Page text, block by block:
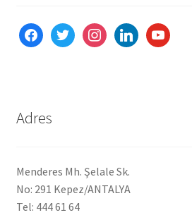
facebooktwitter instagramlinkedinyoutube
Adres
Menderes Mh. Şelale Sk.
No: 291 Kepez/ANTALYA
Tel: 444 61 64